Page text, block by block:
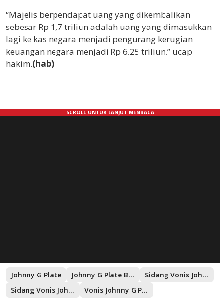
“Majelis berpendapat uang yang dikembalikan
sebesar Rp 1,7 triliun adalah uang yang dimasukkan
lagi ke kas negara menjadi pengurang kerugian
keuangan negara menjadi Rp 6,25 triliun,” ucap
hakim.(hab)
Johnny G Plate Johnny G Plate Banding
Sidang Vonis Johnny
Sidang Vonis Johnny G Plate
Vonis Johnny G Plate